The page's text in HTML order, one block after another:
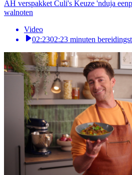
AH verspakket Culi's Keuze 'nduja
walnoten
Video
02:2302:23 minuten